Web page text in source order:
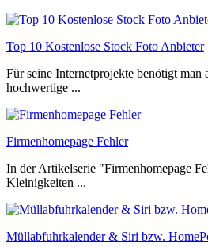
Top 10 Kostenlose Stock Foto Anbieter
Für seine Internetprojekte benötigt man
hochwertige ...
Firmenhomepage Fehler
In der Artikelserie "Firmenhomepage
Kleinigkeiten ...
Müllabfuhrkalender & Siri bzw.